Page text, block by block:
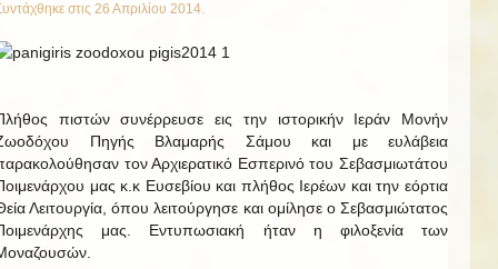
στις 26 Απριλίου 2014.
πιστών συνέρρευσε εις την ιστορικήν Ιεράν Μονήν
Πηγής Βλαμαρής Σάμου και με ευλάβεια
τον Αρχιερατικό Εσπερινό του Σεβασμιωτάτου
μας κ.κ Ευσεβίου και πλήθος Ιερέων και την εόρτια
Λειτουργία, όπου λειτούργησε και ομίλησε ο Σεβασμιώτατος
μας. Εντυπωσιακή ήταν η φιλοξενία των